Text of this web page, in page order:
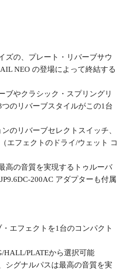
の、プレート・リバーブサウ
NEO の登場によって終結する
やクラシック・スプリングリ
のリバーブスタイルがこの1台
のリバーブセレクトスイッチ、
エフェクトのドライ/ウェット コ
高の音質を実現するトゥルーバ
200AC アダプターも付属
エフェクトを1台のコンパクト
HALL/PLATEから選択可能
シグナルパスは最高の音質を実